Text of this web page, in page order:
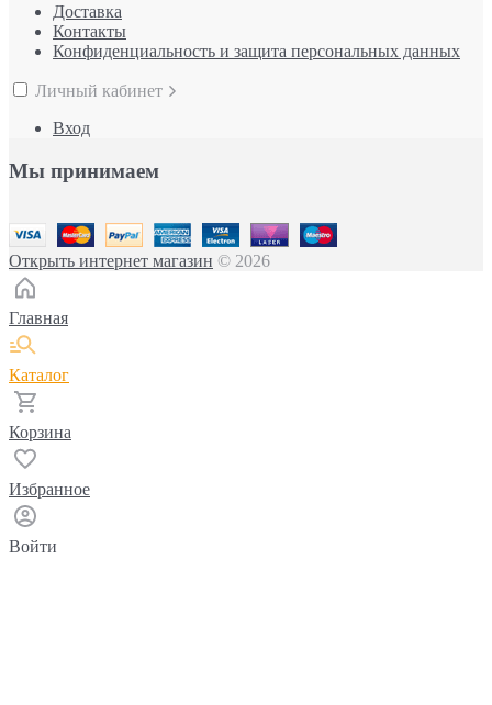
Доставка
Контакты
Конфиденциальность и защита персональных данных
Личный кабинет
Вход
Мы принимаем
Открыть интернет магазин © 2026
Главная
Каталог
Корзина
Избранное
Войти